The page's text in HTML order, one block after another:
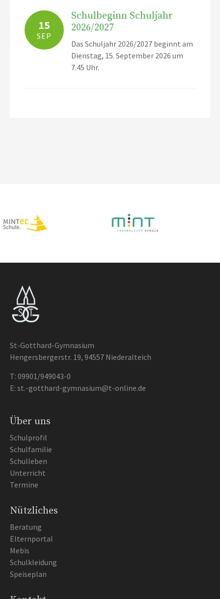
15
SEP
Schulbeginn Schuljahr
2026/2027
Das Schuljahr 2026/2027 beginnt am
Dienstag, 15. September 2026 um
7.45 Uhr.
St-Gotthard-Gymnasium
Hengersbergerstr. 19, 94557 Niederalteich
T: 09901/949043-0
E: st.-gotthard-gymnasium@t-online.de
Über uns
Schulprofil
Schulfamilie
Schulleben
Unterricht
Termine
Nützliches
Beratung
Elternportal
Mebis
Schulkleidung
Speiseplan